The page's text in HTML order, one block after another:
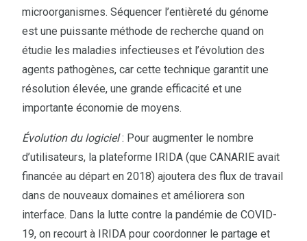
microorganismes. Séquencer l’entièreté du génome
est une puissante méthode de recherche quand on
étudie les maladies infectieuses et l’évolution des
agents pathogènes, car cette technique garantit une
résolution élevée, une grande efficacité et une
importante économie de moyens.
Évolution du logiciel: Pour augmenter le nombre
d’utilisateurs, la plateforme IRIDA (que CANARIE avait
financée au départ en 2018) ajoutera des flux de travail
dans de nouveaux domaines et améliorera son
interface. Dans la lutte contre la pandémie de COVID-
19, on recourt à IRIDA pour coordonner le partage et